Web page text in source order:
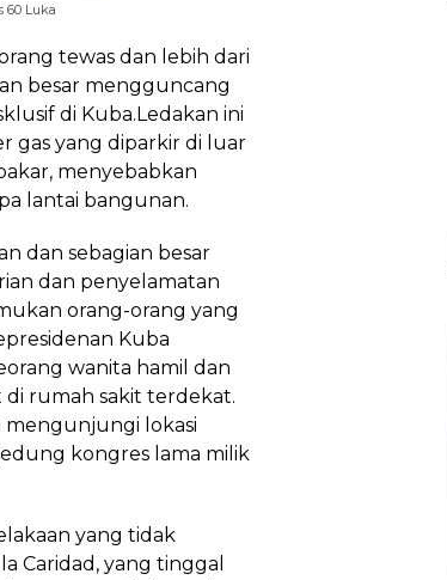
60 Luka
tewas dan lebih dari
besar mengguncang
di Kuba.Ledakan ini
gas yang diparkir di luar
menyebabkan
lantai bangunan.
dan sebagian besar
dan penyelamatan
orang-orang yang
Kuba
wanita hamil dan
di rumah sakit terdekat.
mengunjungi lokasi
kongres lama milik
yang tidak
Caridad, yang tinggal